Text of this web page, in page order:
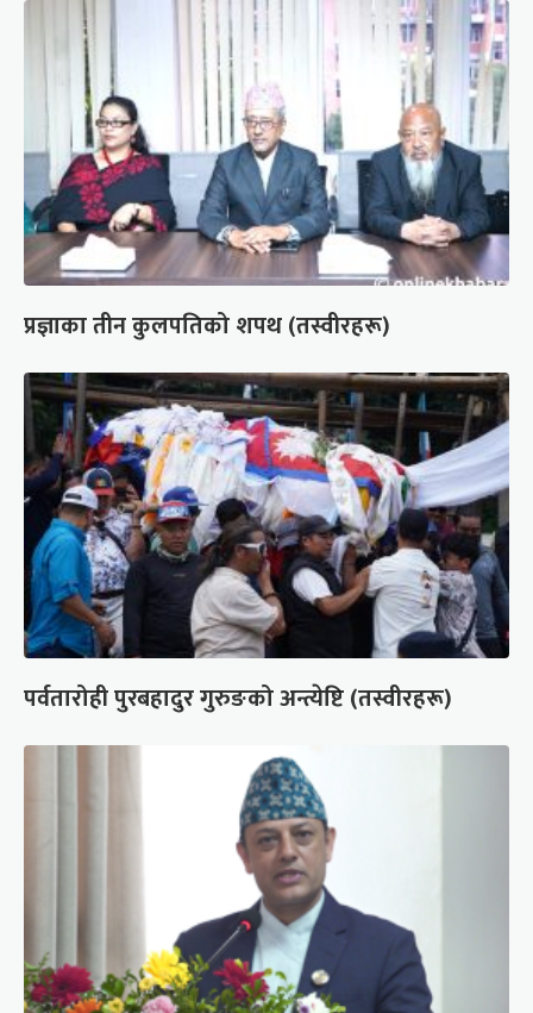
प्रज्ञाका तीन कुलपतिको शपथ (तस्वीरहरू)
पर्वतारोही पुरबहादुर गुरुङको अन्त्येष्टि (तस्वीरहरू)